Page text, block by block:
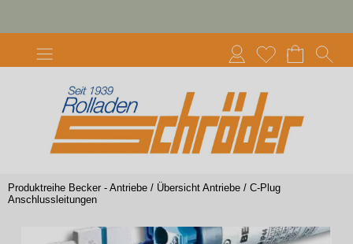
Produktreihe Becker - Antriebe / Übersicht Antriebe / C-Plug
Anschlussleitungen